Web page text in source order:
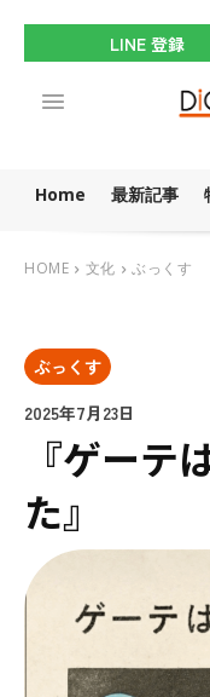
LINE 登録
Home 最新記事
HOME 文化 ぶっくす
ぶっくす
2025年7月23日
『ゲーテ
た』